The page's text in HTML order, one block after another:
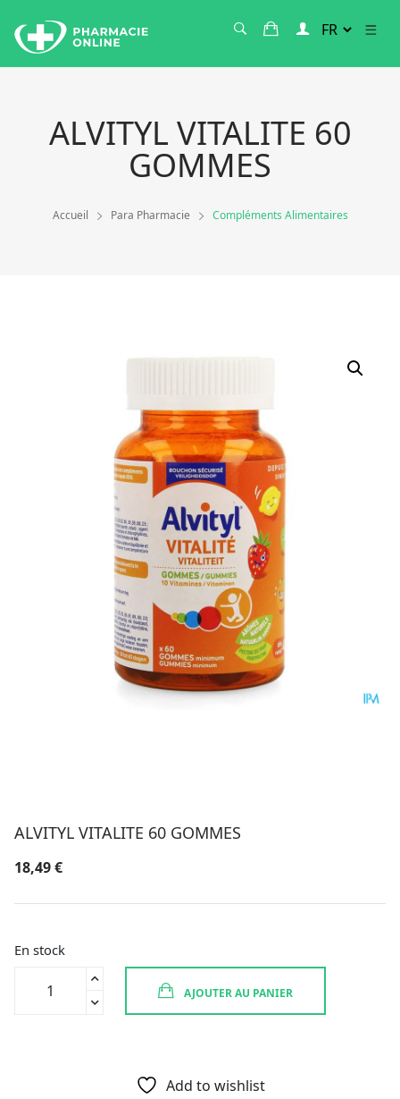
ALVITYL VITALITE 60
GOMMES
Accueil Para Pharmacie Compléments Alimentaires
ALVITYL VITALITE 60 GOMMES
18,49€
En stock
AJOUTER AU PANIER
Add to wishlist